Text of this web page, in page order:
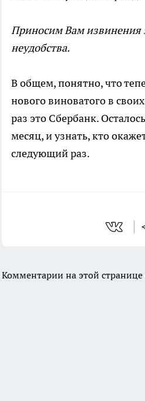
Приносим Вам извинения
неудобства.
В общем, понятно, что
нового виноватого в
раз это Сбербанк.
месяц, и узнать, кто
следующий раз.
Комментарии на этой